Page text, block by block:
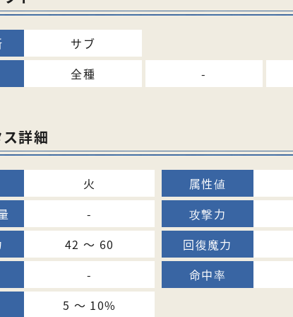
サブ
全種
-
詳細
火
-
42 〜 60
-
5 〜 10%